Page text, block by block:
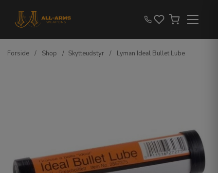
Forside / Shop / Skytteudstyr / Lyman Ideal Bullet Lube